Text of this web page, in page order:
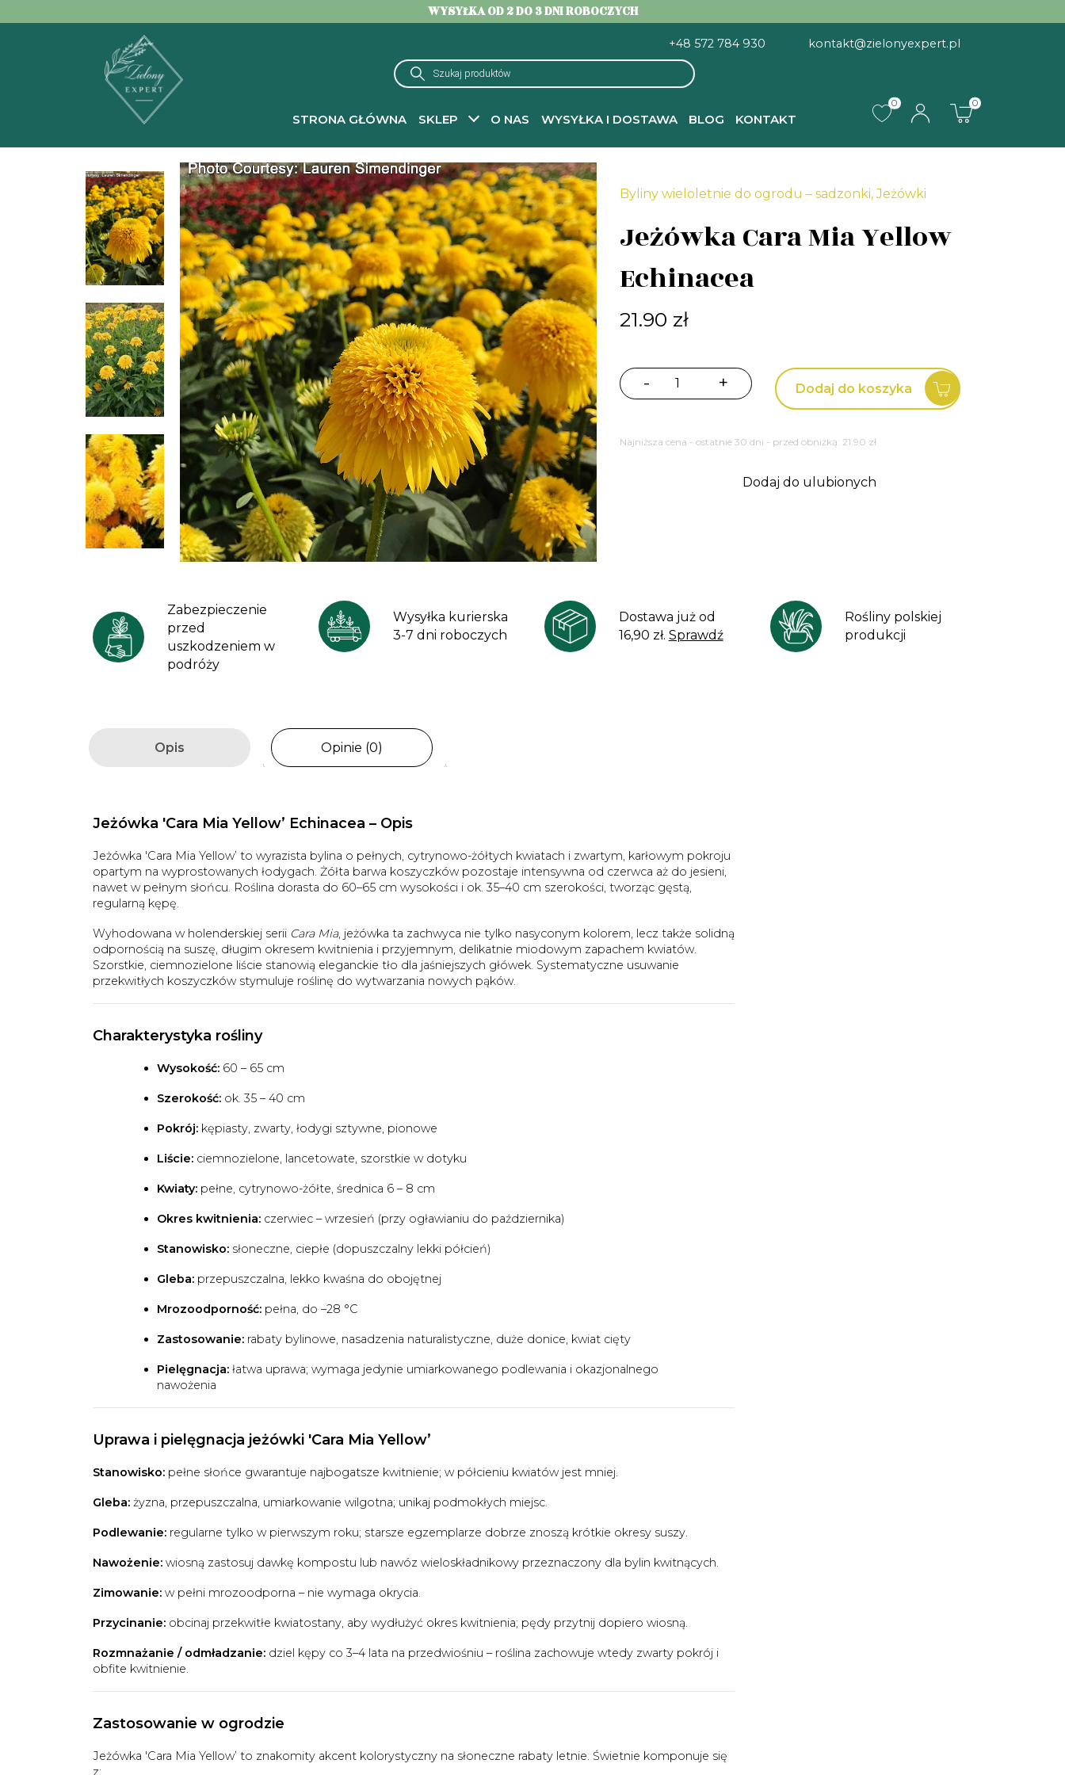
WYSYŁKA OD 2 DO 3 DNI ROBOCZYCH
+48 572 784 930
kontakt@zielonyexpert.pl
Wyszukiwarka
produktów
STRONA GŁÓWNA SKLEP O NAS WYSYŁKA I DOSTAWA BLOG KONTAKT
0 0
Strona główna -Byliny wieloletnie do ogrodu – sadzonki- Jeżówki- Jeżówka Cara Mia Yellow Echinacea
Byliny wieloletnie do ogrodu – sadzonki,Jeżówki
Jeżówka Cara Mia Yellow
Echinacea
21.90 zł
-
ilość
Mia
+ Dodaj do koszyka
Najniższa cena - ostatnie 30 dni - przed obniżką: 21.90 zł
Dodaj do ulubionych
Zabezpieczenie
przed
uszkodzeniem w
podróży
Wysyłka kurierska
3-7 dni roboczych
Dostawa już od
16,90 zł. Sprawdź
Rośliny polskiej
produkcji
Opis Opinie (0)
Jeżówka 'Cara Mia Yellow’ Echinacea – Opis
Jeżówka 'Cara Mia Yellow’ to wyrazista bylina o pełnych, cytrynowo-żółtych kwiatach i zwartym, karłowym pokroju
opartym na wyprostowanych łodygach. Żółta barwa koszyczków pozostaje intensywna od czerwca aż do jesieni,
nawet w pełnym słońcu. Roślina dorasta do 60–65 cm wysokości i ok. 35–40 cm szerokości, tworząc gęstą,
regularną kępę.
Wyhodowana w holenderskiej serii Cara Mia, jeżówka ta zachwyca nie tylko nasyconym kolorem, lecz także solidną
odpornością na suszę, długim okresem kwitnienia i przyjemnym, delikatnie miodowym zapachem kwiatów.
Szorstkie, ciemnozielone liście stanowią eleganckie tło dla jaśniejszych główek. Systematyczne usuwanie
przekwitłych koszyczków stymuluje roślinę do wytwarzania nowych pąków.
Charakterystyka rośliny
Wysokość: 60 – 65 cm
Szerokość: ok. 35 – 40 cm
Pokrój: kępiasty, zwarty, łodygi sztywne, pionowe
Liście: ciemnozielone, lancetowate, szorstkie w dotyku
Kwiaty: pełne, cytrynowo-żółte, średnica 6 – 8 cm
Okres kwitnienia: czerwiec – wrzesień (przy ogławianiu do października)
Stanowisko: słoneczne, ciepłe (dopuszczalny lekki półcień)
Gleba: przepuszczalna, lekko kwaśna do obojętnej
Mrozoodporność: pełna, do –28 °C
Zastosowanie: rabaty bylinowe, nasadzenia naturalistyczne, duże donice, kwiat cięty
Pielęgnacja: łatwa uprawa; wymaga jedynie umiarkowanego podlewania i okazjonalnego
nawożenia
Uprawa i pielęgnacja jeżówki 'Cara Mia Yellow’
Stanowisko: pełne słońce gwarantuje najbogatsze kwitnienie; w półcieniu kwiatów jest mniej.
Gleba: żyzna, przepuszczalna, umiarkowanie wilgotna; unikaj podmokłych miejsc.
Podlewanie: regularne tylko w pierwszym roku; starsze egzemplarze dobrze znoszą krótkie okresy suszy.
Nawożenie: wiosną zastosuj dawkę kompostu lub nawóz wieloskładnikowy przeznaczony dla bylin kwitnących.
Zimowanie: w pełni mrozoodporna – nie wymaga okrycia.
Przycinanie: obcinaj przekwitłe kwiatostany, aby wydłużyć okres kwitnienia; pędy przytnij dopiero wiosną.
Rozmnażanie / odmładzanie: dziel kępy co 3–4 lata na przedwiośniu – roślina zachowuje wtedy zwarty pokrój i
obfite kwitnienie.
Zastosowanie w ogrodzie
Jeżówka 'Cara Mia Yellow’ to znakomity akcent kolorystyczny na słoneczne rabaty letnie. Świetnie komponuje się
z: